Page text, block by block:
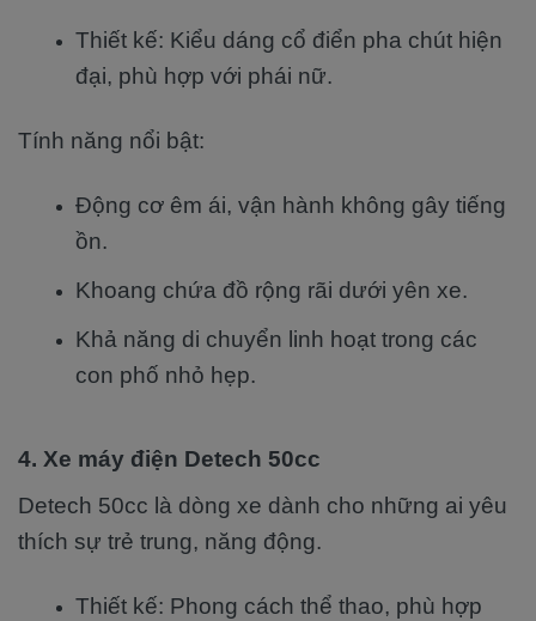
Thiết kế: Kiểu dáng cổ điển pha chút hiện
đại, phù hợp với phái nữ.
Tính năng nổi bật:
Động cơ êm ái, vận hành không gây tiếng
ồn.
Khoang chứa đồ rộng rãi dưới yên xe.
Khả năng di chuyển linh hoạt trong các
con phố nhỏ hẹp.
4. Xe máy điện Detech 50cc
Detech 50cc là dòng xe dành cho những ai yêu
thích sự trẻ trung, năng động.
Thiết kế: Phong cách thể thao, phù hợp